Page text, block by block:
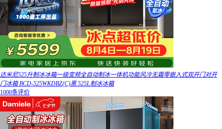
达米尼525升制冰冰箱一级变频全自动制冰一体机功能风冷无霜零嵌入式双开门对开
门冰箱 BCD-525WKDBZ(C)黑 525L制冰冰箱
1000条评价